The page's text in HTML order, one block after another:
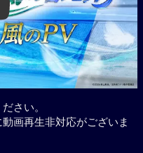
さい。
画再生非対応がございま